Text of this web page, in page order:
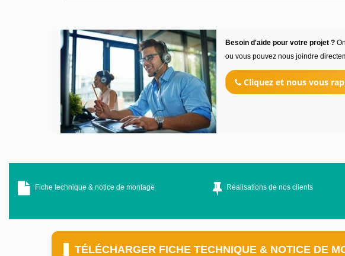
Besoin d'aide pour votre projet ?
ou vous pouvez nous joindre
Cliquez et nous vous
Fiche technique & notice de montage Réalisations de nos clients
TÉLÉCHARGER FICHE TECHNIQUE & NOTICE DE